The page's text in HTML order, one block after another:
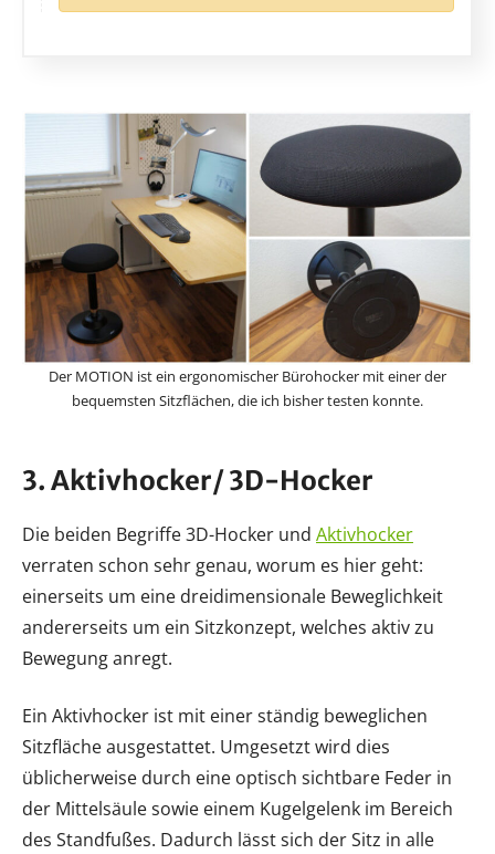
Der MOTION ist ein ergonomischer Bürohocker mit einer der
bequemsten Sitzflächen, die ich bisher testen konnte.
3. Aktivhocker/ 3D-Hocker
Die beiden Begriffe 3D-Hocker und Aktivhocker
verraten schon sehr genau, worum es hier geht:
einerseits um eine dreidimensionale Beweglichkeit
andererseits um ein Sitzkonzept, welches aktiv zu
Bewegung anregt.
Ein Aktivhocker ist mit einer ständig beweglichen
Sitzfläche ausgestattet. Umgesetzt wird dies
üblicherweise durch eine optisch sichtbare Feder in
der Mittelsäule sowie einem Kugelgelenk im Bereich
des Standfußes. Dadurch lässt sich der Sitz in alle